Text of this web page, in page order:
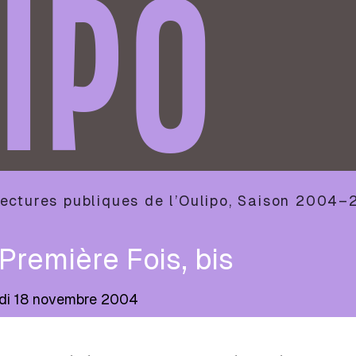
publiques de l’Oulipo, Saison
Fois, bis
18 novembre 2004